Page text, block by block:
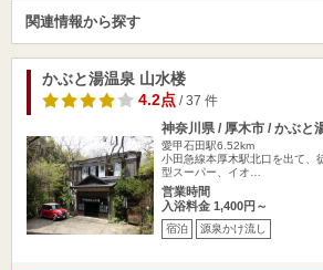
関連情報から探す
かぶと湯温泉 山水楼
4.2点/ 37 件
神奈川県 / 厚木市 / かぶと
愛甲石田駅6.52km
小田急線本厚木駅北口を出て、
型スーパー、イオ…
営業時間
入浴料金 1,400円～
宿泊 源泉かけ流し